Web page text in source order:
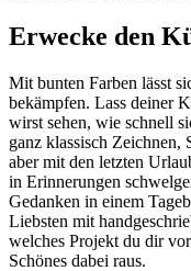
Erwecke den
Mit bunten Farben lässt
bekämpfen. Lass deiner
wirst sehen, wie schnell
ganz klassisch Zeichnen,
aber mit den letzten
in Erinnerungen
Gedanken in einem
Liebsten mit
welches Projekt du dir
Schönes dabei raus.